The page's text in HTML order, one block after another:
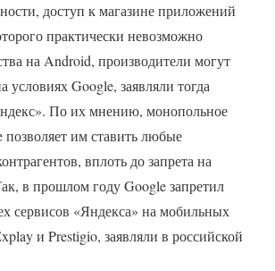
доступ к магазине приложений
практически невозможно
на Android, производители могут
условиях Google, заявляли тогда
По их мнению, монопольное
им ставить любые
вплоть до запрета на
в прошлом году Google запретил
сервисов «Яндекса» на мобильных
и Prestigio, заявляли в российской